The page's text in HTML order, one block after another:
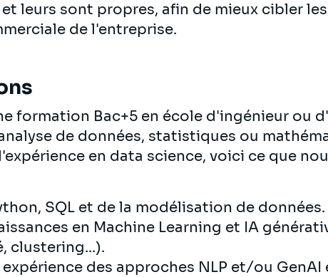
leurs sont propres, afin de mieux cibler
de l'entreprise.
formation Bac+5 en école d'ingénieur ou
de données, statistiques ou
en data science, voici ce que
SQL et de la modélisation de données.
en Machine Learning et IA
clustering...).
des approches NLP et/ou GenAI